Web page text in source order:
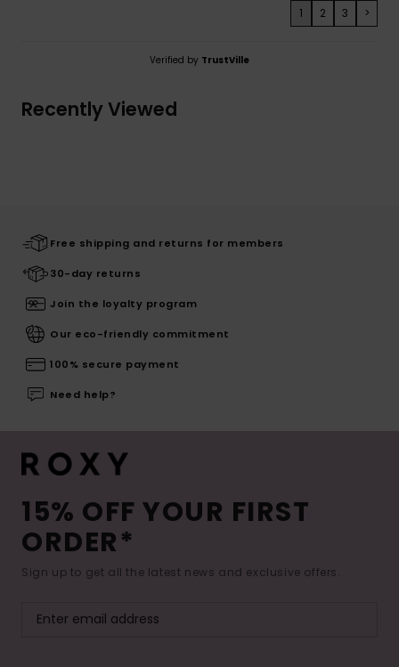
1 2 3 >
Verified by TrustVille
Recently Viewed
Free shipping and returns for members
30-day returns
Join the loyalty program
Our eco-friendly commitment
100% secure payment
Need help?
15% OFF YOUR FIRST
ORDER*
Sign up to get all the latest news and exclusive offers.